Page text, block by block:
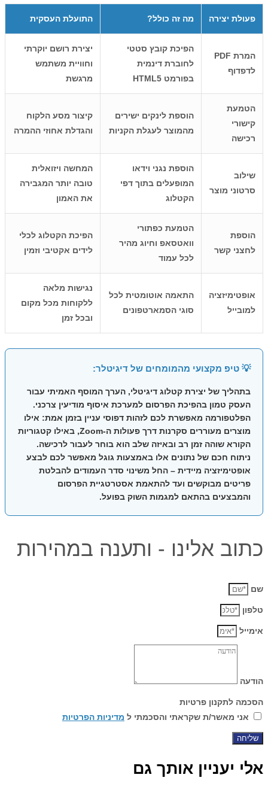
פעולת יצירה מה זה כולל? התועלת העסקית
המרת PDF
לדפדוף
הפיכת קובץ סטטי
לחוברת דינמית
בפורמט HTML5
יצירת רושם יוקרתי
וחוויית משתמש
מרגשת
הטמעת
קישורי
רכישה
הוספת לינקים ישירים
מהמוצר לעגלת הקניות
קיצור מסע הלקוח
והגדלת אחוזי ההמרה
שילוב
סרטוני מוצר
הוספת נגני וידאו
המופעלים בתוך דפי
הקטלוג
המחשה ויזואלית
טובה יותר המגבירה
את האמון
הוספת
לחצני קשר
הטמעת כפתורי
וואטסאפ וחיוג מהיר
לכל עמוד
הפיכת הקטלוג לכלי
לידים אקטיבי וזמין
אופטימיזציה
למובייל
התאמה אוטומטית לכל
סוגי הסמארטפונים
נגישות מלאה
ללקוחות מכל מקום
ובכל זמן
💡 טיפ מקצועי מהמומחים של דיגיטלר:
בתהליך של יצירת קטלוג דיגיטלי, הערך המוסף האמיתי עבור
העסק טמון בהפיכת הפרסום למערכת איסוף מודיעין צרכני.
הפלטפורמה מאפשרת לכם לזהות דפוסי עניין בזמן אמת: אילו
מוצרים מעוררים סקרנות דרך פעולות ה-Zoom, באילו קטגוריות
הקורא שוהה זמן רב ובאיזה שלב הוא בוחר לעבור לרכישה.
ניתוח חכם של נתונים אלו באמצעות גוגל מאפשר לכם לבצע
אופטימיזציה מיידית – החל משינוי סדר העמודים להבלטת
פריטים מבוקשים ועד להתאמת אסטרטגיית הפרסום
והמבצעים בהתאם למגמות השוק בפועל.
כתוב אלינו - ותענה במהירות
שם
טלפון
אימייל
הודעה
הסכמה לתקנון פרטיות
אני מאשר/ת שקראתי והסכמתי ל מדיניות הפרטיות
שליחה
אלי יעניין אותך גם